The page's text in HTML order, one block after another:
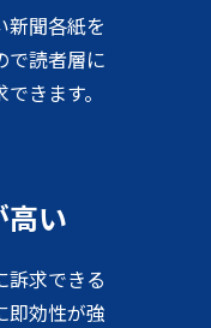
新聞各紙を
で読者層に
きます。
高い
訴求できる
即効性が強